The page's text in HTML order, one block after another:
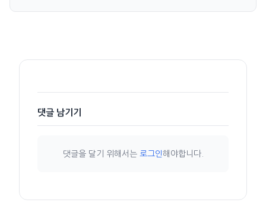
댓글 남기기
댓글을 달기 위해서는 로그인 해야합니다.